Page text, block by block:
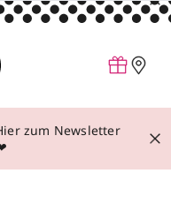
zum Newsletter